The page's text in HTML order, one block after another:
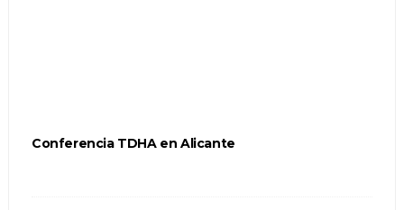
Conferencia TDHA en Alicante